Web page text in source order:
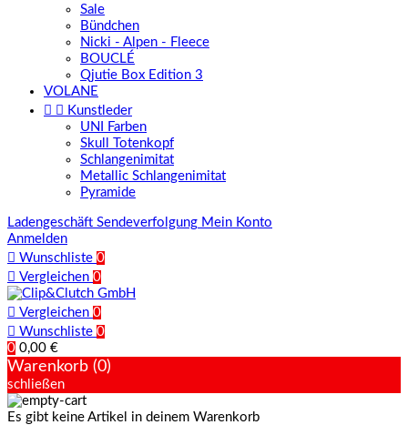
Sale
Bündchen
Nicki - Alpen - Fleece
BOUCLÉ
Qjutie Box Edition 3
VOLANE
  Kunstleder
UNI Farben
Skull Totenkopf
Schlangenimitat
Metallic Schlangenimitat
Pyramide
Ladengeschäft Sendeverfolgung Mein Konto
Anmelden
 Wunschliste 0
 Vergleichen 0
 Vergleichen 0
 Wunschliste 0
0 0,00 €
Warenkorb (0)
schließen
Es gibt keine Artikel in deinem Warenkorb